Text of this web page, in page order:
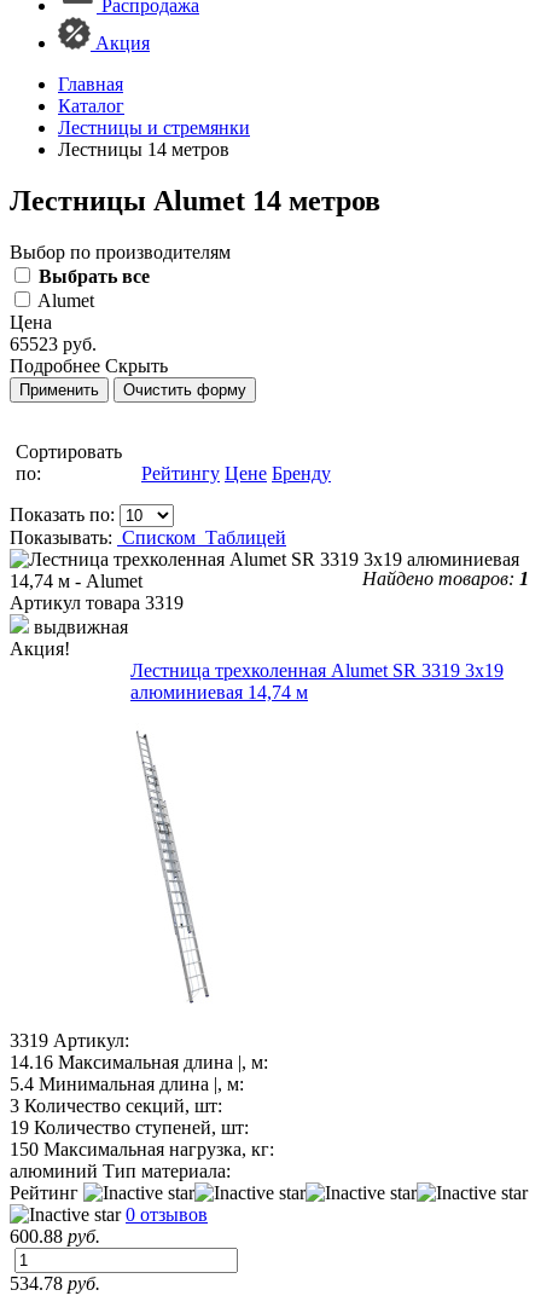
Распродажа
Акция
Главная
Каталог
Лестницы и стремянки
Лестницы 14 метров
Лестницы Alumet 14 метров
Выбор по производителям
Выбрать все
Alumet
Цена
65523 руб.
Подробнее Скрыть
Сортировать
по:
Рейтингу Цене Бренду
Показать по:
Показывать: Списком Таблицей
Найдено товаров: 1
Артикул товара 3319
выдвижная
Акция!
Лестница трехколенная Alumet SR 3319 3х19
алюминиевая 14,74 м
3319 Артикул:
14.16 Максимальная длина |, м:
5.4 Минимальная длина |, м:
3 Количество секций, шт:
19 Количество ступеней, шт:
150 Максимальная нагрузка, кг:
алюминий Тип материала:
Рейтинг
0 отзывов
600.88 руб.
534.78 руб.